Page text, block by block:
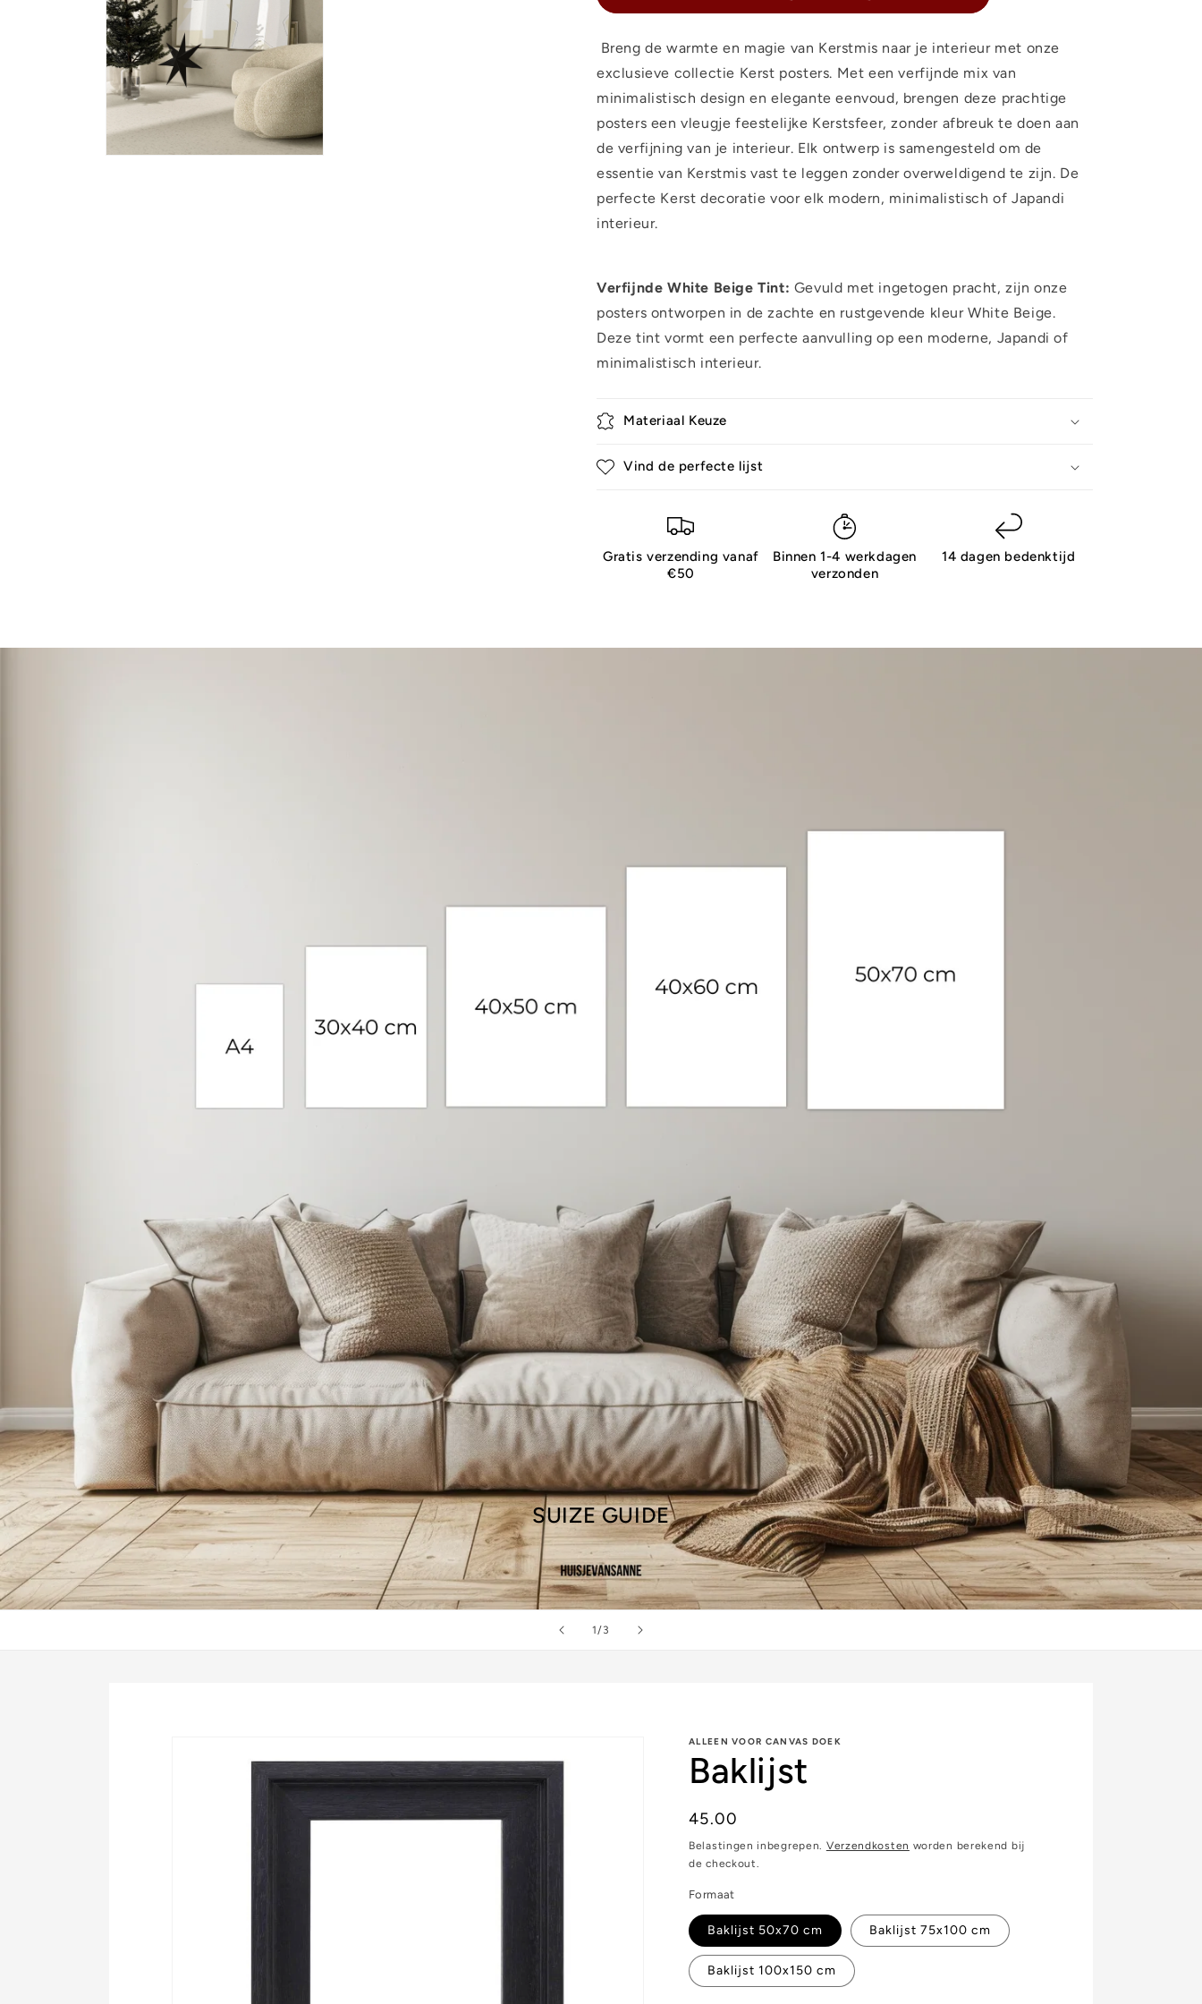
Breng de warmte en magie van Kerstmis naar je interieur met onze
exclusieve collectie Kerst posters. Met een verfijnde mix van
minimalistisch design en elegante eenvoud, brengen deze prachtige
posters een vleugje feestelijke Kerstsfeer, zonder afbreuk te doen aan
de verfijning van je interieur. Elk ontwerp is samengesteld om de
essentie van Kerstmis vast te leggen zonder overweldigend te zijn. De
perfecte Kerst decoratie voor elk modern, minimalistisch of Japandi
interieur.
Verfijnde White Beige Tint: Gevuld met ingetogen pracht, zijn onze
posters ontworpen in de zachte en rustgevende kleur White Beige.
Deze tint vormt een perfecte aanvulling op een moderne, Japandi of
minimalistisch interieur.
Materiaal Keuze
Vind de perfecte lijst
Gratis verzending vanaf
€50
Binnen 1-4 werkdagen
verzonden
14 dagen bedenktijd
SUIZE GUIDE
1/van
3
productinformatie
ALLEEN VOOR CANVAS DOEK
Baklijst
Normale
prijs
45.00
Belastingen inbegrepen. Verzendkosten worden berekend bij
de checkout.
Formaat
Baklijst 50x70 cm Baklijst 75x100 cm
Baklijst 100x150 cm
POSTER DEAL
Nee, dank je